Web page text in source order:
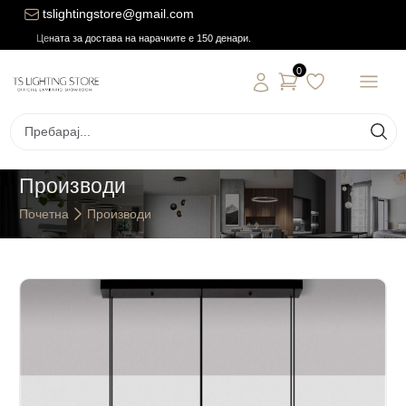
tslightingstore@gmail.com
Цената за достава на нарачките е 150 денари.
0
Производи
Почетна Производи